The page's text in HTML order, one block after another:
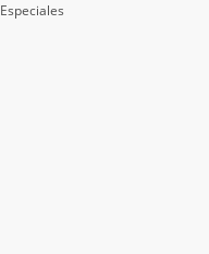
Especiales